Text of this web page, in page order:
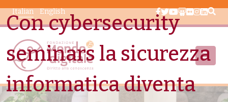
English
Italian
Area Stampa
Con cybersecurity
seminars la sicurezza
informatica diventa